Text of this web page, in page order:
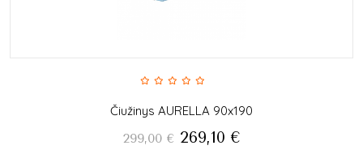
Čiužinys AURELLA 90x190
299,00 € 269,10 €